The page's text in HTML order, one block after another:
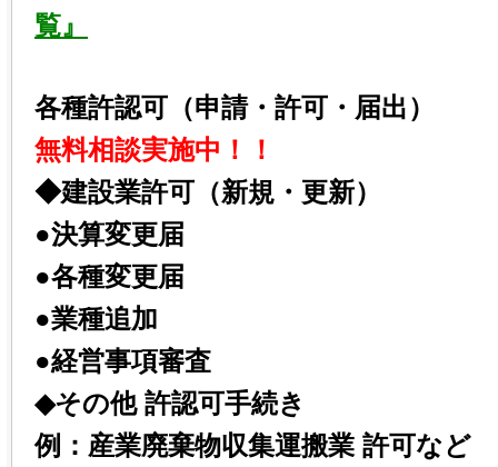
覧』
各種許認可（申請・許可・届出）
無料相談実施中！！
◆建設業許可（新規・更新）
●決算変更届
●各種変更届
●業種追加
●経営事項審査
◆その他 許認可手続き
例：産業廃棄物収集運搬業 許可など